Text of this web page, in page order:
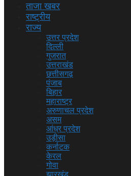
ताजा खबर
राष्ट्रीय
राज्य
उत्तर प्रदेश
दिल्ली
गुजरात
उत्तराखंड
छत्तीसगढ़
पंजाब
बिहार
महाराष्ट्र
अरुणाचल प्रदेश
असम
आंध्र प्रदेश
उड़ीसा
कर्नाटक
केरल
गोवा
झारखंड